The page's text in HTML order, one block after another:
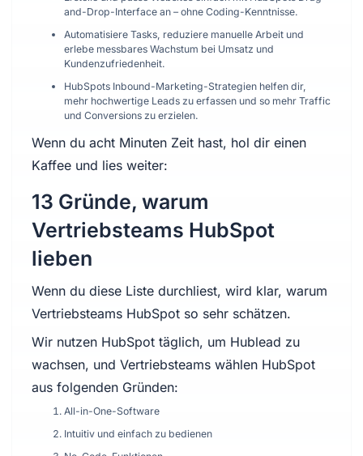
and-Drop-Interface an – ohne Coding-Kenntnisse.
Automatisiere Tasks, reduziere manuelle Arbeit und
erlebe messbares Wachstum bei Umsatz und
Kundenzufriedenheit.
HubSpots Inbound-Marketing-Strategien helfen dir,
mehr hochwertige Leads zu erfassen und so mehr Traffic
und Conversions zu erzielen.
Wenn du acht Minuten Zeit hast, hol dir einen
Kaffee und lies weiter:
13 Gründe, warum
Vertriebsteams HubSpot
lieben
Wenn du diese Liste durchliest, wird klar, warum
Vertriebsteams HubSpot so sehr schätzen.
Wir nutzen HubSpot täglich, um Hublead zu
wachsen, und Vertriebsteams wählen HubSpot
aus folgenden Gründen:
All-in-One-Software
Intuitiv und einfach zu bedienen